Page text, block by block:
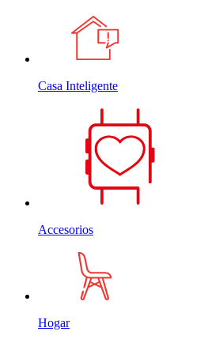
Casa Inteligente
Accesorios
Hogar